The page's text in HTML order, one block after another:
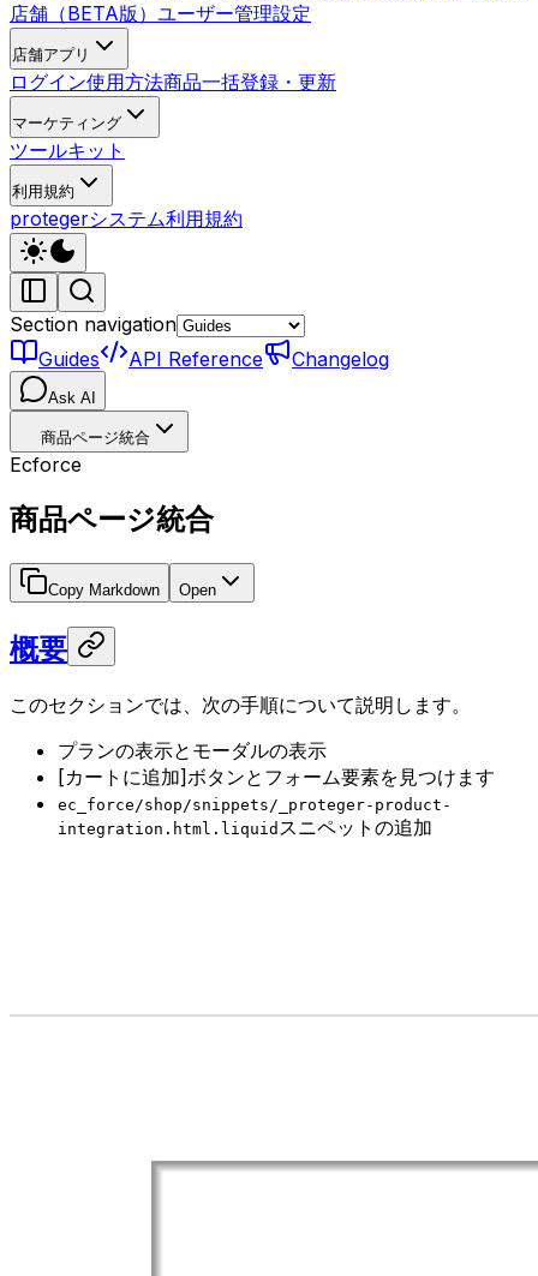
店舗（BETA版） ユーザー管理設定
店舗アプリ
ログイン使用方法商品一括登録・更新
マーケティング
ツールキット
利用規約
protegerシステム利用規約
Section navigation
Guides
API Reference Changelog
Ask AI
商品ページ統合
Ecforce
商品ページ統合
Copy Markdown Open
概要
このセクションでは、次の手順について説明します。
プランの表示とモーダルの表示
[カートに追加]ボタンとフォーム要素を見つけます
ec_force/shop/snippets/_proteger-product-
integration.html.liquid スニペットの追加